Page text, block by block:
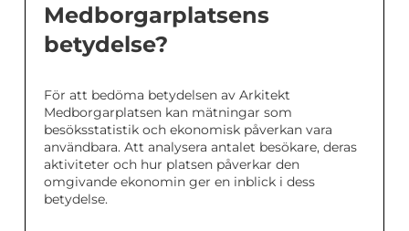
Medborgarplatsens
betydelse?
För att bedöma betydelsen av Arkitekt
Medborgarplatsen kan mätningar som
besöksstatistik och ekonomisk påverkan vara
användbara. Att analysera antalet besökare, deras
aktiviteter och hur platsen påverkar den
omgivande ekonomin ger en inblick i dess
betydelse.